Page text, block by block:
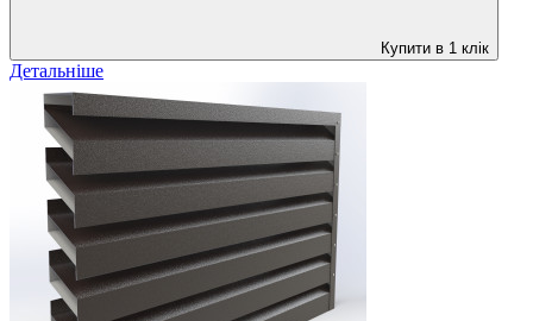
Купити в 1 клік
Детальніше